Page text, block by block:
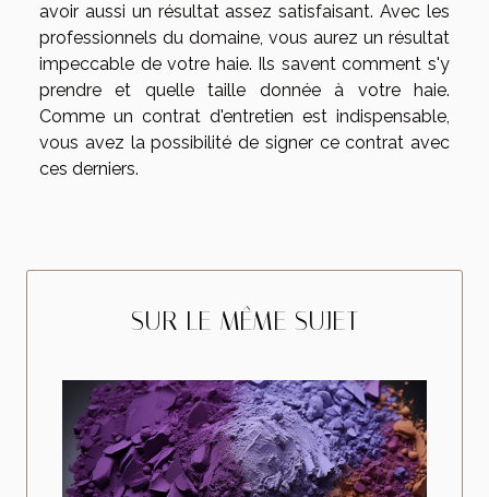
avoir aussi un résultat assez satisfaisant. Avec les
professionnels du domaine, vous aurez un résultat
impeccable de votre haie. Ils savent comment s'y
prendre et quelle taille donnée à votre haie.
Comme un contrat d'entretien est indispensable,
vous avez la possibilité de signer ce contrat avec
ces derniers.
SUR LE MÊME SUJET